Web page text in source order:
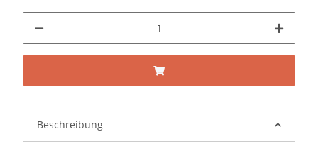
Beschreibung